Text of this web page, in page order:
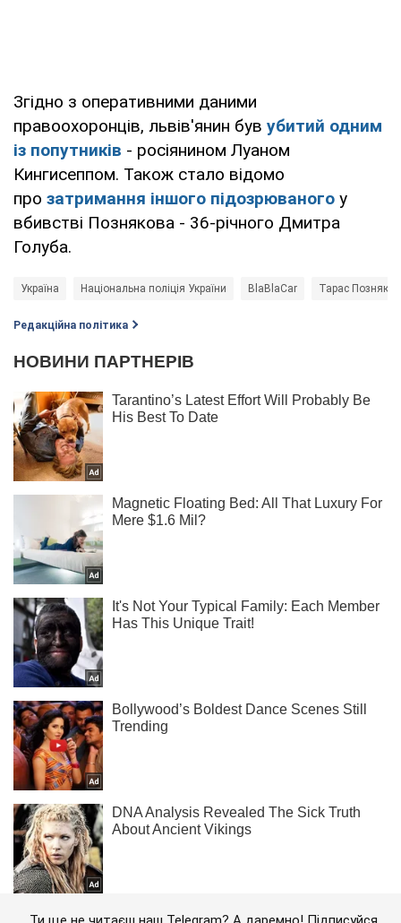
Згідно з оперативними даними
правоохоронців, львів'янин був убитий одним
із попутників - росіянином Луаном
Кингисеппом. Також стало відомо
про затримання іншого підозрюваного у
вбивстві Познякова - 36-річного Дмитра
Голуба.
Україна Національна поліція України BlaBlaCar Тарас Позняков
Редакційна політика